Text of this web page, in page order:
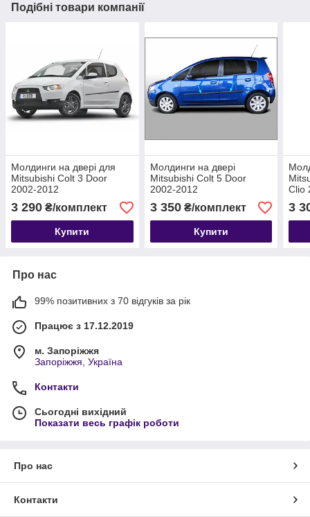
Подібні товари компанії
Молдинги на двері для
Mitsubishi Colt 3 Door
2002-2012
3 290 ₴/комплект
Купити
Молдинги на двері
Mitsubishi Colt 5 Door
2002-2012
3 350₴/комплект
Купити
Clio
3
Про нас
99% позитивних з 70 відгуків за рік
Працює з 17.12.2019
м. Запоріжжя
Запоріжжя, Україна
Контакти
Сьогодні вихідний
Показати весь графік роботи
Про нас
Контакти